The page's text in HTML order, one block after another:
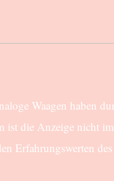
Waagen haben
ist die Anzeige nicht
Erfahrungswerten des